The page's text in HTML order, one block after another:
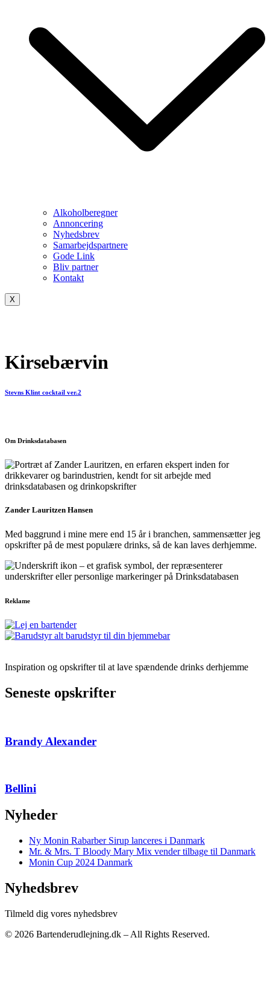
Alkoholberegner
Annoncering
Nyhedsbrev
Samarbejdspartnere
Gode Link
Bliv partner
Kontakt
X
Kirsebærvin
Stevns Klint cocktail ver.2
Om Drinksdatabasen
Zander Lauritzen Hansen
Med baggrund i mine mere end 15 år i branchen, sammensætter jeg
opskrifter på de mest populære drinks, så de kan laves derhjemme.
Reklame
Inspiration og opskrifter til at lave spændende drinks derhjemme
Seneste opskrifter
Brandy Alexander
Bellini
Nyheder
Ny Monin Rabarber Sirup lanceres i Danmark
Mr. & Mrs. T Bloody Mary Mix vender tilbage til Danmark
Monin Cup 2024 Danmark
Nyhedsbrev
Tilmeld dig vores nyhedsbrev
© 2026 Bartenderudlejning.dk – All Rights Reserved.